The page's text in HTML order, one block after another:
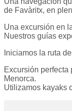
de Favàritx, en
Una excursión en
Nuestros guías
Iniciamos la ruta
Excursión
Menorca.
Utilizamos kayaks